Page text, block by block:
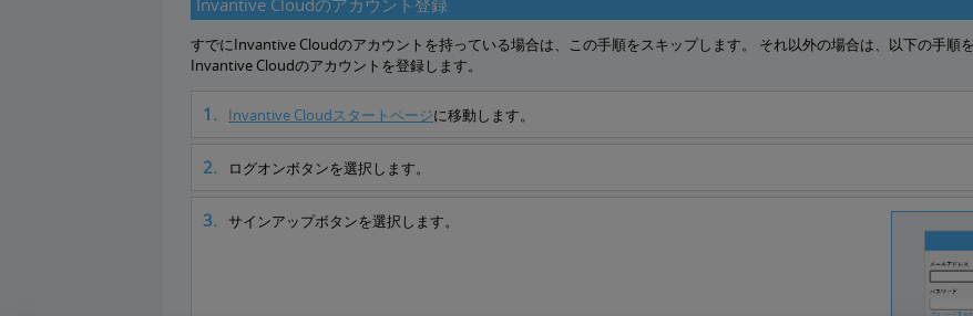
Invantive Cloudのアカウント登録
すでにInvantive Cloudのアカウントを持っている場合は、この手順をスキップします。 それ以外の場合は、以下の手順を
Invantive Cloudのアカウントを登録します。
Invantive Cloudスタートページに移動します。
ログオンボタンを選択します。
サインアップボタンを選択します。